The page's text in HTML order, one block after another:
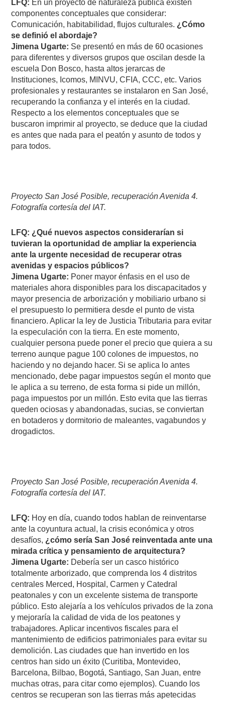
LFQ: En un proyecto de naturaleza pública existen
componentes conceptuales que considerar:
Comunicación, habitabilidad, flujos culturales. ¿Cómo
se definió el abordaje?
Jimena Ugarte: Se presentó en más de 60 ocasiones
para diferentes y diversos grupos que oscilan desde la
escuela Don Bosco, hasta altos jerarcas de
Instituciones, Icomos, MINVU, CFIA, CCC, etc. Varios
profesionales y restaurantes se instalaron en San José,
recuperando la confianza y el interés en la ciudad.
Respecto a los elementos conceptuales que se
buscaron imprimir al proyecto, se deduce que la ciudad
es antes que nada para el peatón y asunto de todos y
para todos.
Proyecto San José Posible, recuperación Avenida 4.
Fotografía cortesía del IAT.
LFQ: ¿Qué nuevos aspectos considerarían si
tuvieran la oportunidad de ampliar la experiencia
ante la urgente necesidad de recuperar otras
avenidas y espacios públicos?
Jimena Ugarte: Poner mayor énfasis en el uso de
materiales ahora disponibles para los discapacitados y
mayor presencia de arborización y mobiliario urbano si
el presupuesto lo permitiera desde el punto de vista
financiero. Aplicar la ley de Justicia Tributaria para evitar
la especulación con la tierra. En este momento,
cualquier persona puede poner el precio que quiera a su
terreno aunque pague 100 colones de impuestos, no
haciendo y no dejando hacer. Si se aplica lo antes
mencionado, debe pagar impuestos según el monto que
le aplica a su terreno, de esta forma si pide un millón,
paga impuestos por un millón. Esto evita que las tierras
queden ociosas y abandonadas, sucias, se conviertan
en botaderos y dormitorio de maleantes, vagabundos y
drogadictos.
Proyecto San José Posible, recuperación Avenida 4.
Fotografía cortesía del IAT.
LFQ: Hoy en día, cuando todos hablan de reinventarse
ante la coyuntura actual, la crisis económica y otros
desafíos, ¿cómo sería San José reinventada ante una
mirada crítica y pensamiento de arquitectura?
Jimena Ugarte: Debería ser un casco histórico
totalmente arborizado, que comprenda los 4 distritos
centrales Merced, Hospital, Carmen y Catedral
peatonales y con un excelente sistema de transporte
público. Esto alejaría a los vehículos privados de la zona
y mejoraría la calidad de vida de los peatones y
trabajadores. Aplicar incentivos fiscales para el
mantenimiento de edificios patrimoniales para evitar su
demolición. Las ciudades que han invertido en los
centros han sido un éxito (Curitiba, Montevideo,
Barcelona, Bilbao, Bogotá, Santiago, San Juan, entre
muchas otras, para citar como ejemplos). Cuando los
centros se recuperan son las tierras más apetecidas